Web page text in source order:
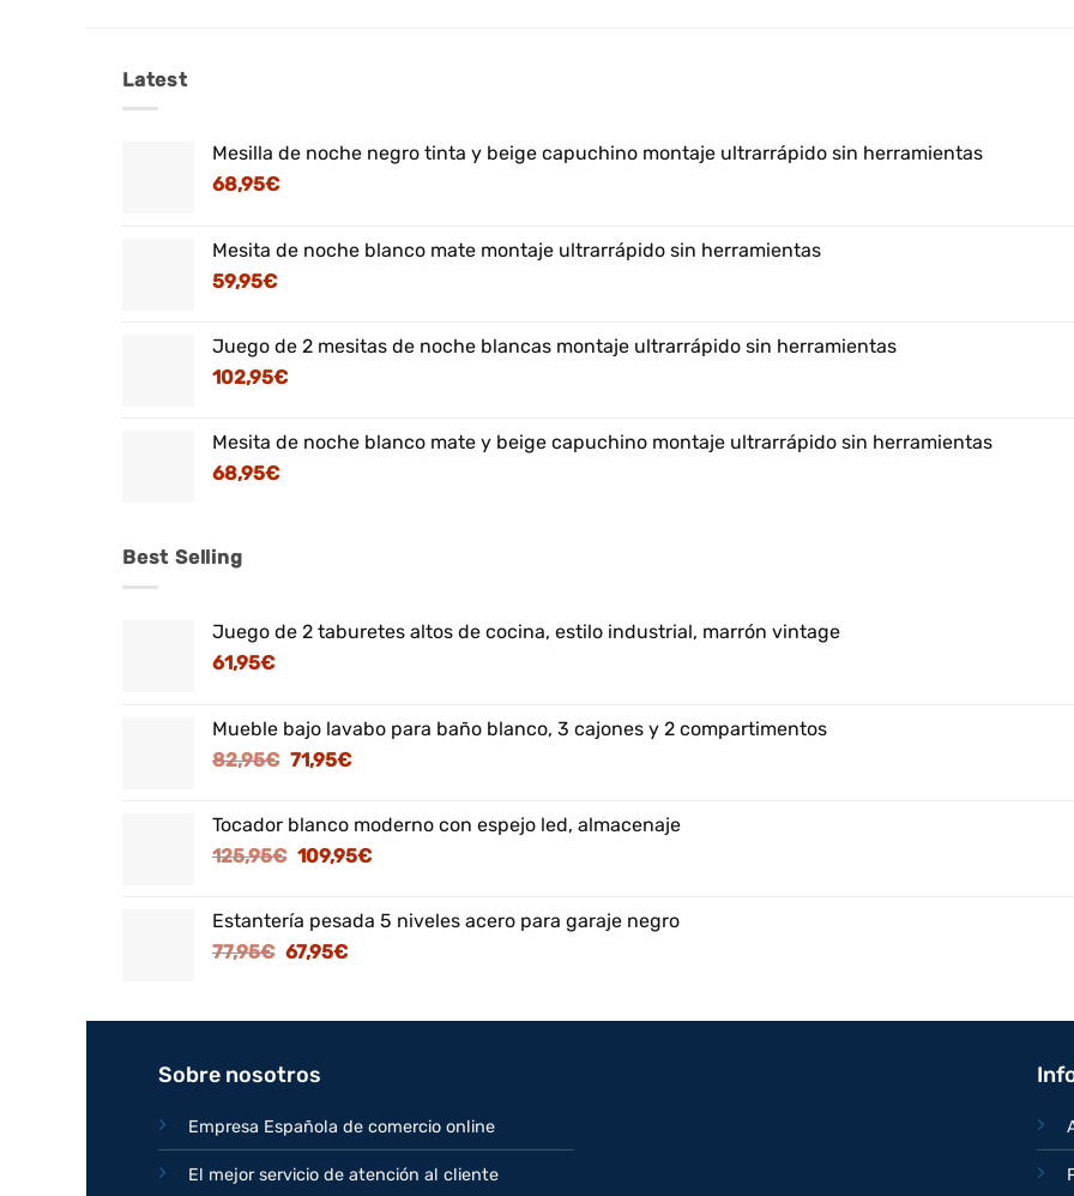
Latest
Mesilla de noche negro tinta y beige capuchino montaje ultrarrápido sin herramientas
68,95€
Mesita de noche blanco mate montaje ultrarrápido sin herramientas
59,95€
Juego de 2 mesitas de noche blancas montaje ultrarrápido sin herramientas
102,95€
Mesita de noche blanco mate y beige capuchino montaje ultrarrápido sin herramientas
68,95€
Best Selling
Juego de 2 taburetes altos de cocina, estilo industrial, marrón vintage
61,95€
Mueble bajo lavabo para baño blanco, 3 cajones y 2 compartimentos
82,95€ El
era:
82,95€.
71,95€El
es:
71,95€.
Tocador blanco moderno con espejo led, almacenaje
125,95€ El
era:
125,95€.
109,95€El
es:
Estantería pesada 5 niveles acero para garaje negro
77,95€ El
era:
67,95€El
es:
Sobre nosotros
Empresa Española de comercio online
El mejor servicio de atención al cliente